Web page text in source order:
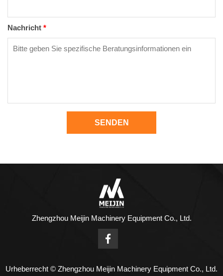
Nachricht *
SENDEN
Zhengzhou Meijin Machinery Equipment Co., Ltd.
Urheberrecht © Zhengzhou Meijin Machinery Equipment Co., Ltd.